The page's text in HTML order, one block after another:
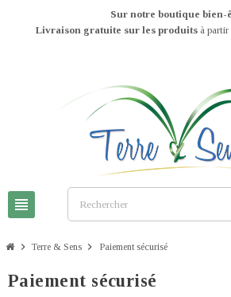
Sur notre boutique bien-
Livraison gratuite sur les produitsà partir
view_headline
chevron_right Terre & Sens chevron_right Paiement sécurisé
Paiement sécurisé